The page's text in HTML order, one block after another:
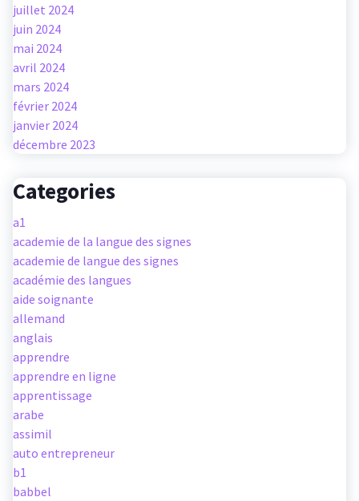
juillet 2024
juin 2024
mai 2024
avril 2024
mars 2024
février 2024
janvier 2024
décembre 2023
Categories
a1
academie de la langue des signes
academie de langue des signes
académie des langues
aide soignante
allemand
anglais
apprendre
apprendre en ligne
apprentissage
arabe
assimil
auto entrepreneur
b1
babbel